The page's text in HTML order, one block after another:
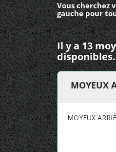
Vous cherchez
gauche pour
Il y a 13
disponibles.
MOYEUX
MOYEUX